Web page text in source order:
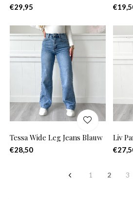
€29,95
Tessa Wide Leg Jeans Blauw
€28,50
Liv
1 2 3